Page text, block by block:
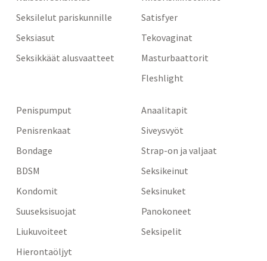
Seksilelut pariskunnille
Seksiasut
Seksikkäät alusvaatteet
Satisfyer
Tekovaginat
Masturbaattorit
Fleshlight
Penispumput
Penisrenkaat
Bondage
BDSM
Kondomit
Suuseksisuojat
Liukuvoiteet
Hierontaöljyt
Anaalitapit
Siveysvyöt
Strap-on ja valjaat
Seksikeinut
Seksinuket
Panokoneet
Seksipelit